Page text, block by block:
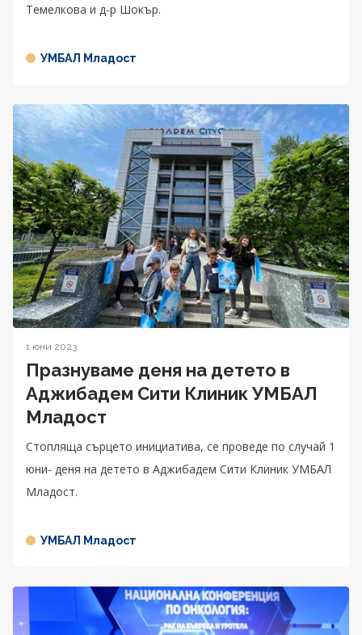
Темелкова и д-р Шокър.
УМБАЛ Младост
1 юни 2023
Празнуваме деня на детето в
Аджибадем Сити Клиник УМБАЛ
Младост
Стопляща сърцето инициатива, се проведе по случай 1
юни- деня на детето в Аджибадем Сити Клиник УМБАЛ
Младост.
УМБАЛ Младост